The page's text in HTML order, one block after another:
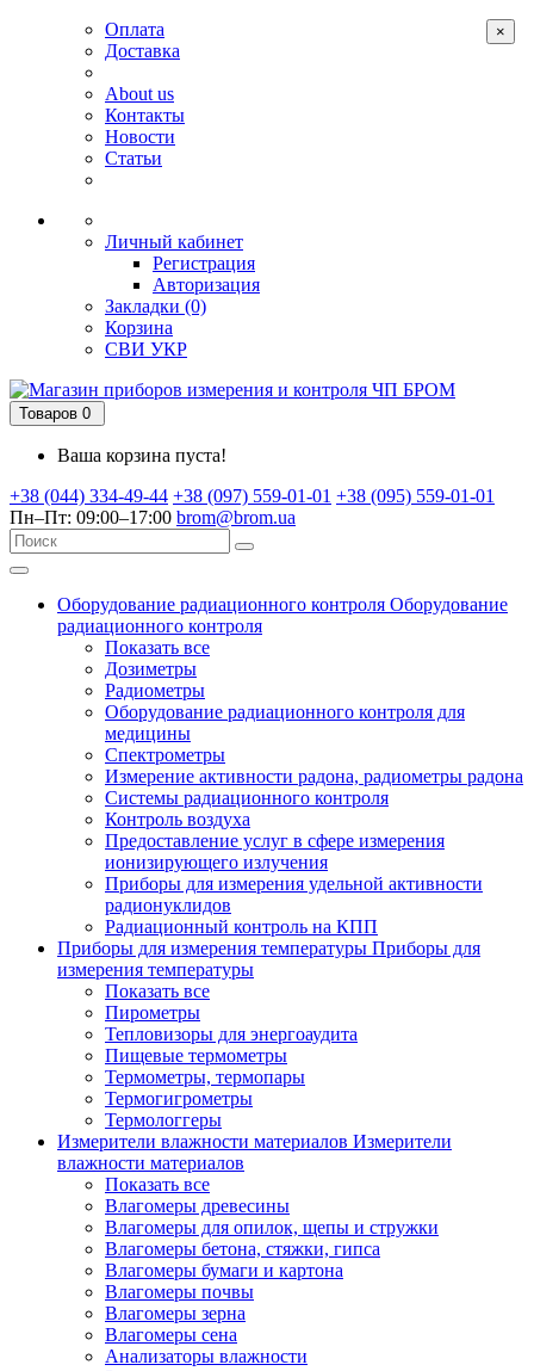
Оплата
Доставка
About us
Контакты
Новости
Статьи
Личный кабинет
Регистрация
Авторизация
Закладки (0)
Корзина
СВИ УКР
Товаров 0
Ваша корзина пуста!
+38 (044) 334-49-44 +38 (097) 559-01-01 +38 (095) 559-01-01
Пн–Пт: 09:00–17:00 brom@brom.ua
Оборудование радиационного контроля Оборудование
радиационного контроля
Показать все
Дозиметры
Радиометры
Оборудование радиационного контроля для
медицины
Спектрометры
Измерение активности радона, радиометры радона
Системы радиационного контроля
Контроль воздуха
Предоставление услуг в сфере измерения
ионизирующего излучения
Приборы для измерения удельной активности
радионуклидов
Радиационный контроль на КПП
Приборы для измерения температуры Приборы для
измерения температуры
Показать все
Пирометры
Тепловизоры для энергоаудита
Пищевые термометры
Термометры, термопары
Термогигрометры
Термологгеры
Измерители влажности материалов Измерители
влажности материалов
Показать все
Влагомеры древесины
Влагомеры для опилок, щепы и стружки
Влагомеры бетона, стяжки, гипса
Влагомеры бумаги и картона
Влагомеры почвы
Влагомеры зерна
Влагомеры сена
Анализаторы влажности
×